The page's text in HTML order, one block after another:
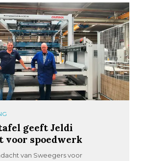
geeft Jeldi
spoedwerk
van Sweegers voor